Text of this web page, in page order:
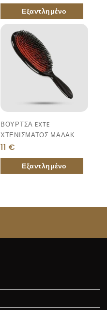
ΒΟΥΡΤΣΑ EXTE
ΧΤΕΝΙΣΜΑΤΟΣ ΜΑΛΑΚΗ
ΤΡΙΧΑ
11 €